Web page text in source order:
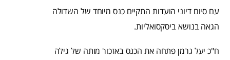
עם סיום דיוני הועדות התקיים כנס מיוחד של השדולה
הגאה בנושא ביסקסואליות.
ח"כ יעל גרמן פתחה את הכנס באזכור מותה של גילה